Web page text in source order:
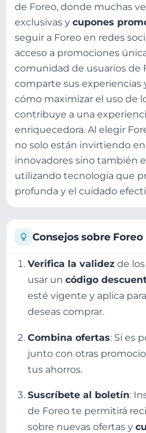
de Foreo, donde muchas
exclusivas y cupones
seguir a Foreo en redes
acceso a promociones
comunidad de usuarios de
comparte sus experiencias
cómo maximizar el uso de
contribuye a una
enriquecedora. Al elegir
no solo están invirtiendo
innovadores sino también
utilizando tecnología que
profunda y el cuidado
Consejos sobre Foreo
Verifica la validez de
usar un código
esté vigente y aplica
deseas comprar.
Combina ofertas: Si es
junto con otras
tus ahorros.
Suscríbete al boletín:
de Foreo te permitirá
sobre nuevas ofertas y